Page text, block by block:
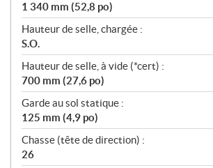
1 340 mm (52,8 po)
Hauteur de selle, chargée :
S.O.
Hauteur de selle, à vide (*cert) :
700 mm (27,6 po)
Garde au sol statique :
125 mm (4,9 po)
Chasse (tête de direction) :
26